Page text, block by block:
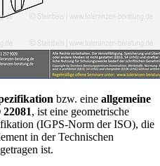
bzw. eine allgemeine
22081, ist eine geometrische
(IGPS-Norm der ISO), die
in der Technischen
ist.